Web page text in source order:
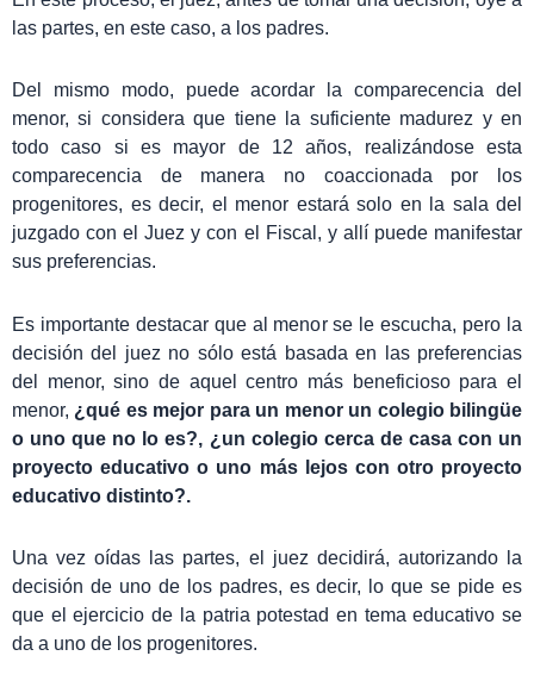
las partes, en este caso, a los padres.
Del mismo modo, puede acordar la comparecencia del
menor, si considera que tiene la suficiente madurez y en
todo caso si es mayor de 12 años, realizándose esta
comparecencia de manera no coaccionada por los
progenitores, es decir, el menor estará solo en la sala del
juzgado con el Juez y con el Fiscal, y allí puede manifestar
sus preferencias.
Es importante destacar que al menor se le escucha, pero la
decisión del juez no sólo está basada en las preferencias
del menor, sino de aquel centro más beneficioso para el
menor, ¿qué es mejor para un menor un colegio bilingüe
o uno que no lo es?, ¿un colegio cerca de casa con un
proyecto educativo o uno más lejos con otro proyecto
educativo distinto?.
Una vez oídas las partes, el juez decidirá, autorizando la
decisión de uno de los padres, es decir, lo que se pide es
que el ejercicio de la patria potestad en tema educativo se
da a uno de los progenitores.